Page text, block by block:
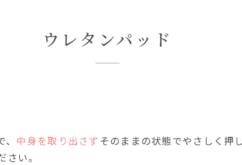
ウレタンパッド
中身を取り出さず そのままの状態でやさしく押
い。